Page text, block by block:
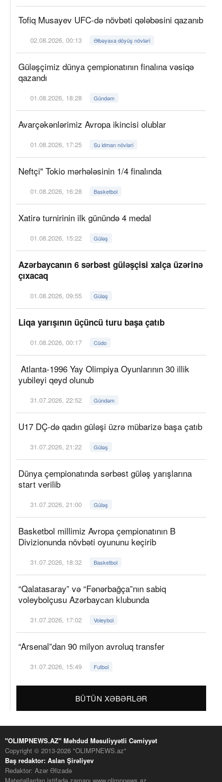
Tofiq Musayev UFC-də növbəti qələbəsini qazanıb
02.08.2026, 00:13 Əlbəyaxa döyüş növləri
Güləşçimiz dünya çempionatının finalına vəsiqə
qazandı
01.08.2026, 18:28 Gündəm
Avarçəkənlərimiz Avropa ikincisi olublar
01.08.2026, 17:25 Su idman növləri
Neftçi" Tokio mərhələsinin 1/4 finalında
01.08.2026, 16:28 Basketbol
Xatirə turnirinin ilk günündə 4 medal
01.08.2026, 15:22 Güləş
Azərbaycanın 6 sərbəst güləşçisi xalça üzərinə
çıxacaq
01.08.2026, 09:55 Güləş
Liqa yarışının üçüncü turu başa çatıb
01.08.2026, 00:17 Cüdo
Atlanta-1996 Yay Olimpiya Oyunlarının 30 illik
yubileyi qeyd olunub
31.07.2026, 22:52 Gündəm
U17 DÇ-də qadın güləşi üzrə mübarizə başa çatıb
31.07.2026, 21:22 Güləş
Dünya çempionatında sərbəst güləş yarışlarına
start verilib
31.07.2026, 21:00 Güləş
Basketbol millimiz Avropa çempionatının B
Divizionunda növbəti oyununu keçirib
31.07.2026, 18:32 Basketbol
“Qalatasaray” və “Fənərbağça”nın sabiq
voleybolçusu Azərbaycan klubunda
31.07.2026, 17:02 Voleybol
“Arsenal”dan 90 milyon avroluq transfer
31.07.2026, 15:49 Futbol
BÜTÜN XƏBƏRLƏR
"OLIMPNEWS.AZ" Məhdud Məsuliyyətli Cəmiyyət
Copyright © 2013-2026 "OLIMPNEWS.az"
Baş redaktor: Aslan Şirəliyev
Redaktor: Azər Əlizadə